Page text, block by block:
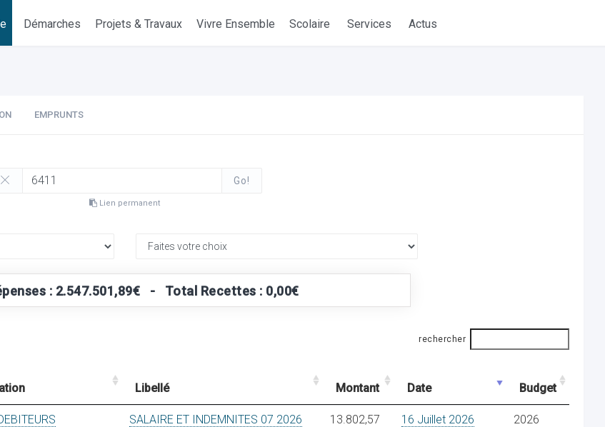
Démarches Projets & Travaux Vivre Ensemble Scolaire Services Actus
EMPRUNTS
Go!
Lien permanent
: 2.547.501,89€ - Total Recettes : 0,00€
rechercher
Libellé Montant Date Budget
SALAIRE ET INDEMNITES 07 2026
13.802,57
16 Juillet 2026 2026